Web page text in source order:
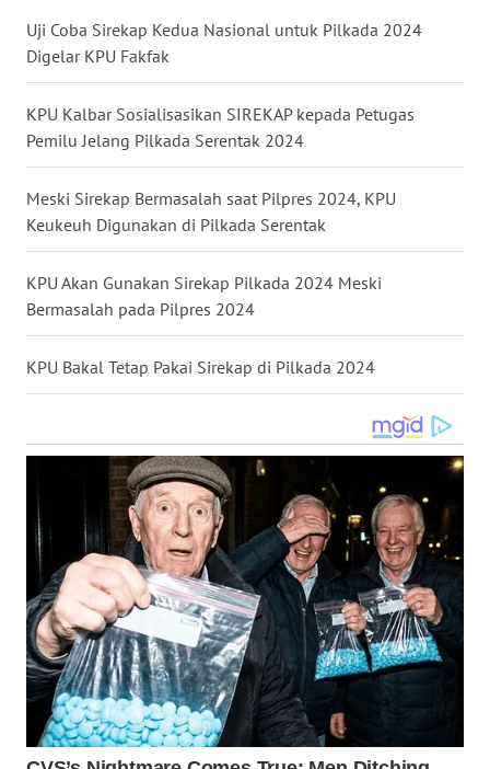
Uji Coba Sirekap Kedua Nasional untuk Pilkada 2024
Digelar KPU Fakfak
KPU Kalbar Sosialisasikan SIREKAP kepada Petugas
Pemilu Jelang Pilkada Serentak 2024
Meski Sirekap Bermasalah saat Pilpres 2024, KPU
Keukeuh Digunakan di Pilkada Serentak
KPU Akan Gunakan Sirekap Pilkada 2024 Meski
Bermasalah pada Pilpres 2024
KPU Bakal Tetap Pakai Sirekap di Pilkada 2024
WN
NUSANTARA
WN
JOGJA
WN
BALI
KALBAR
KALTENG
KALTARA
WN
KALSEL
WN
KALTIM
WN